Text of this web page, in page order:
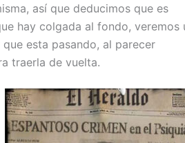
así que deducimos que es
hay colgada al fondo, veremos
esta pasando, al parecer
traerla de vuelta.